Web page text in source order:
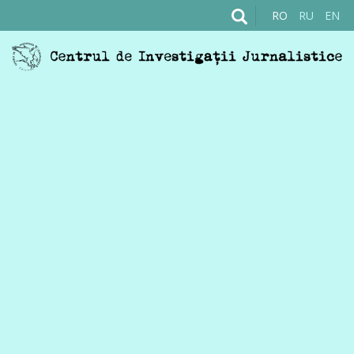
RO RU EN